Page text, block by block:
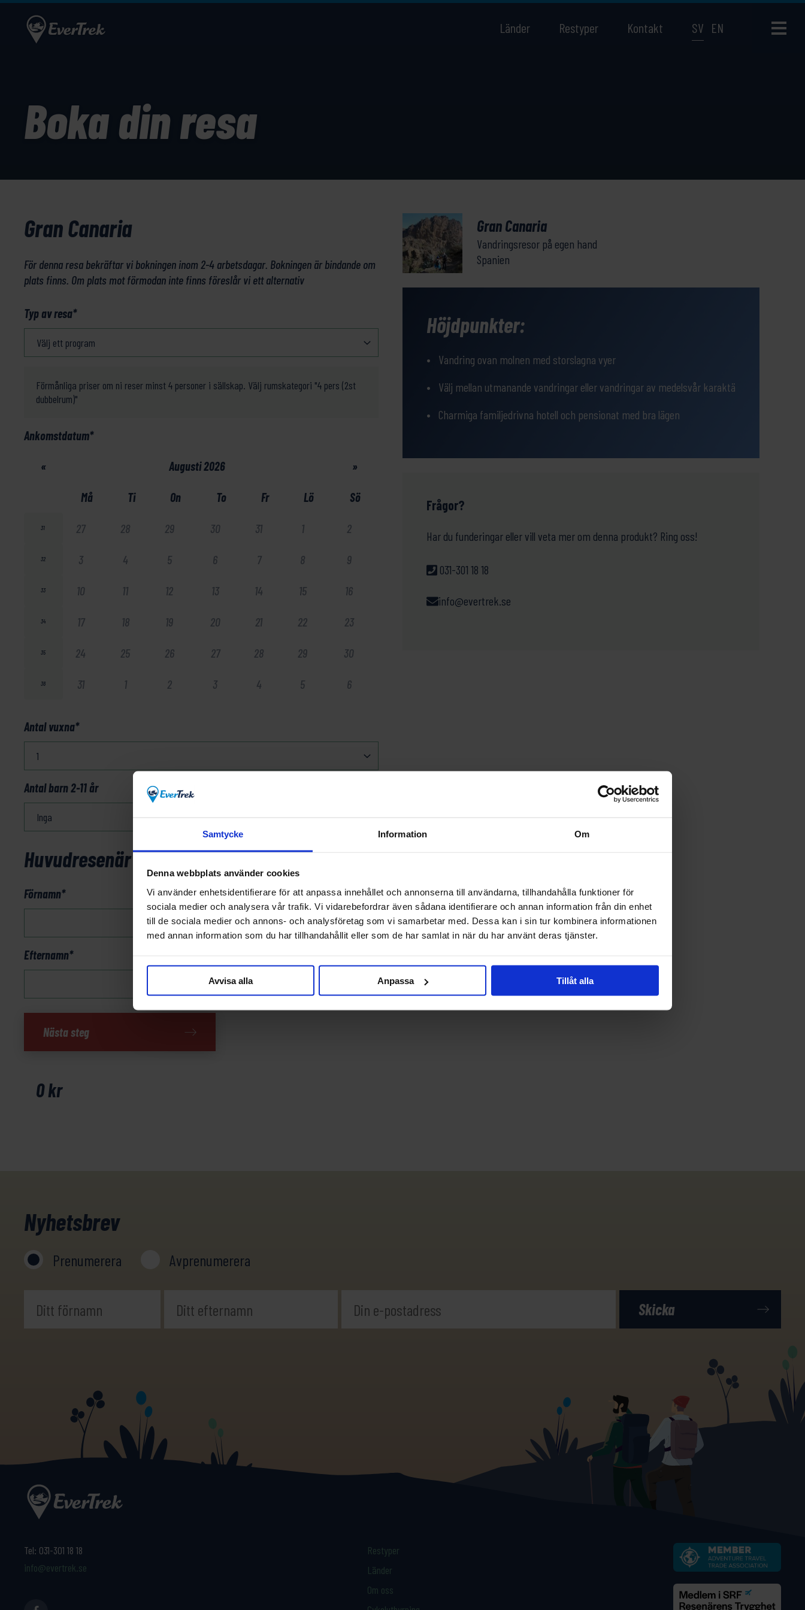
Samtycke Information Om
Denna webbplats använder cookies
Vi använder enhetsidentifierare för att anpassa innehållet och annonserna till användarna, tillhandahålla funktioner för
sociala medier och analysera vår trafik. Vi vidarebefordrar även sådana identifierare och annan information från din enhet
till de sociala medier och annons- och analysföretag som vi samarbetar med. Dessa kan i sin tur kombinera informationen
med annan information som du har tillhandahållit eller som de har samlat in när du har använt deras tjänster.
Avvisa alla Anpassa Tillåt alla
Länder Restyper Kontakt SV EN
Boka din resa
Gran Canaria
För denna resa bekräftar vi bokningen inom 2-4 arbetsdagar. Bokningen är bindande om
plats finns. Om plats mot förmodan inte finns föreslår vi ett alternativ
Typ av resa*
Förmånliga priser om ni reser minst 4 personer i sällskap. Välj rumskategori "4 pers (2st
dubbelrum)"
Ankomstdatum*
« Augusti 2026 »
Må Ti On To Fr Lö Sö
31 27 28 29 30 31 1 2
32 3 4 5 6 7 8 9
33 10 11 12 13 14 15 16
34 17 18 19 20 21 22 23
35 24 25 26 27 28 29 30
36 31 1 2 3 4 5 6
Antal vuxna*
Antal barn 2-11 år
Huvudresenär
Förnamn*
Efternamn*
Canaria
mängd
Nästa steg
0kr
Gran Canaria
Vandringsresor på egen hand
Spanien
Höjdpunkter:
Vandring ovan molnen med storslagna vyer
Välj mellan utmanande vandringar eller vandringar av medelsvår karaktä
Charmiga familjedrivna hotell och pensionat med bra lägen
Frågor?
Har du funderingar eller vill veta mer om denna produkt? Ring oss!
031-301 18 18
info@evertrek.se
Nyhetsbrev
Prenumerera Avprenumerera
Tel: 031-301 18 18
info@evertrek.se
Restyper
Länder
Om oss